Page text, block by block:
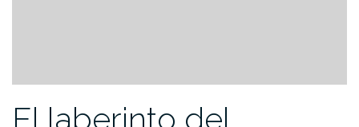
El laberinto del